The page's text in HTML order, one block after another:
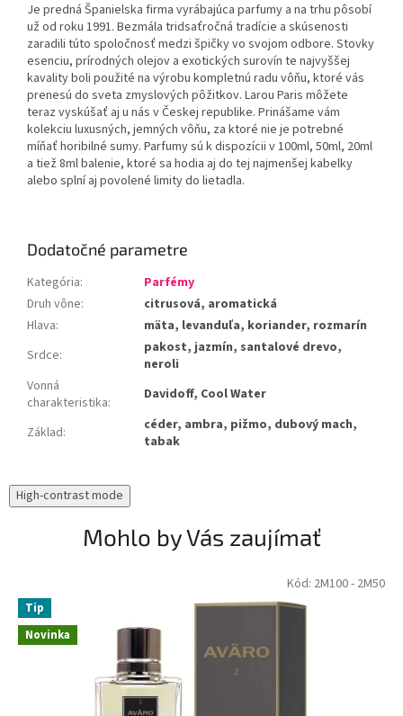
Je predná Španielska firma vyrábajúca parfumy a na trhu pôsobí
už od roku 1991. Bezmála tridsaťročná tradície a skúsenosti
zaradili túto spoločnosť medzi špičky vo svojom odbore. Stovky
esenciu, prírodných olejov a exotických surovín te najvyššej
kavality boli použité na výrobu kompletnú radu vôňu, ktoré vás
prenesú do sveta zmyslových pôžitkov. Larou Paris môžete
teraz vyskúšať aj u nás v Českej republike. Prinášame vám
kolekciu luxusných, jemných vôňu, za ktoré nie je potrebné
míňať horibilné sumy. Parfumy sú k dispozícii v 100ml, 50ml, 20ml
a tiež 8ml balenie, ktoré sa hodia aj do tej najmenšej kabelky
alebo splní aj povolené limity do lietadla.
Dodatočné parametre
Kategória:
Parfémy
Druh vône:
citrusová, aromatická
Hlava:
mäta, levanduľa, koriander, rozmarín
Srdce:
pakost, jazmín, santalové drevo,
neroli
Vonná
charakteristika: Davidoff, Cool Water
Základ:
céder, ambra, pižmo, dubový mach,
tabak
High-contrast mode
Mohlo by Vás zaujímať
Novinka
Tip
Kód: 2M100- 2M50